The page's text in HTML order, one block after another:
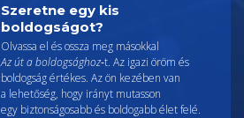
Szeretne egy kis
boldogságot?
Olvassa el és ossza meg másokkal
Az út a boldogsághoz‑t. Az igazi öröm és
boldogság értékes. Az ön kezében van
a lehetőség, hogy irányt mutasson
egy biztonságosabb és boldogabb élet felé.